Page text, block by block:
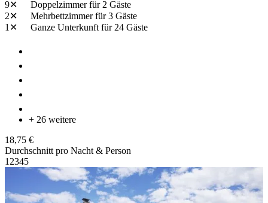
9✕
Doppelzimmerfür 2 Gäste
2✕
Mehrbettzimmerfür 3 Gäste
1✕
Ganze Unterkunft für 24 Gäste
+ 26 weitere
18,75 €
Durchschnitt pro Nacht & Person
1 2345